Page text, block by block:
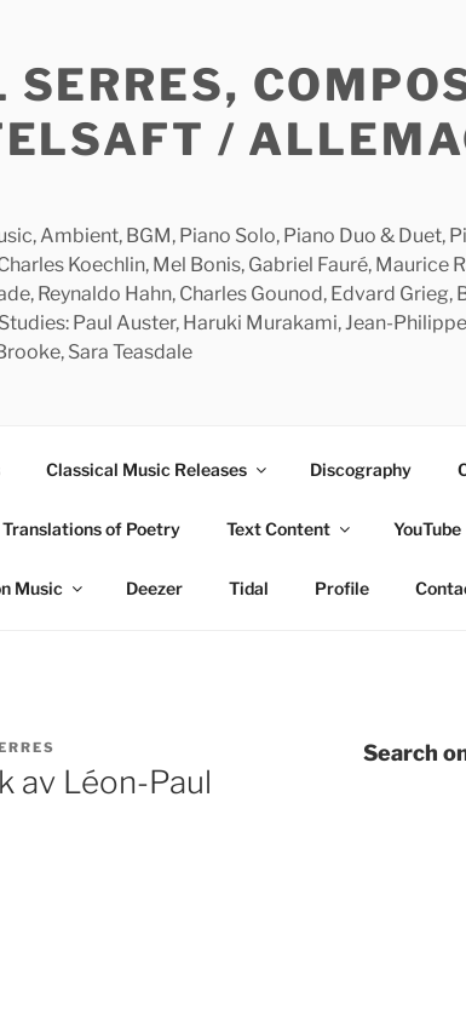
/
Ambient, BGM, Piano Solo, Piano Duo & Duet,
Koechlin, Mel Bonis, Gabriel Fauré, Maurice
Reynaldo Hahn, Charles Gounod, Edvard
Paul Auster, Haruki Murakami, Jean-
Sara Teasdale
Classical Music Releases Discography
Translations of Poetry Text Content YouTube
Music Deezer Tidal Profile
av Léon-Paul
Search